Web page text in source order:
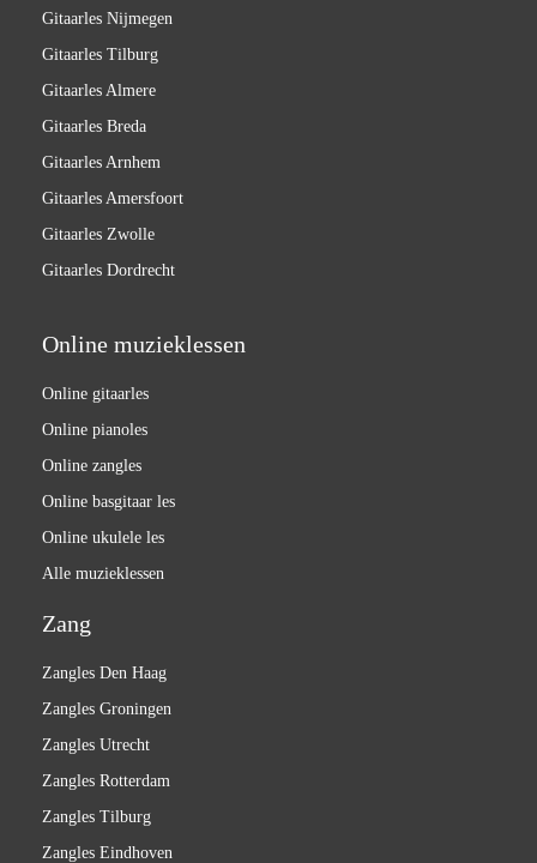
Gitaarles Nijmegen
Gitaarles Tilburg
Gitaarles Almere
Gitaarles Breda
Gitaarles Arnhem
Gitaarles Amersfoort
Gitaarles Zwolle
Gitaarles Dordrecht
Online muzieklessen
Online gitaarles
Online pianoles
Online zangles
Online basgitaar les
Online ukulele les
Alle muzieklessen
Zang
Zangles Den Haag
Zangles Groningen
Zangles Utrecht
Zangles Rotterdam
Zangles Tilburg
Zangles Eindhoven